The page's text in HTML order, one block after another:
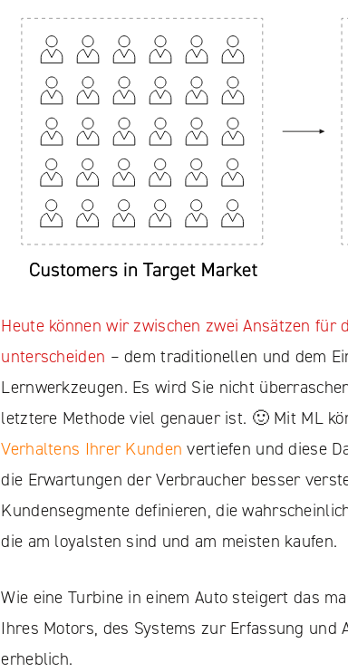
Heute können wir zwischen zwei Ansätzen für
unterscheiden – dem traditionellen und dem
Lernwerkzeugen. Es wird Sie nicht
letztere Methode viel genauer ist. 🙂 Mit ML
Verhaltens Ihrer Kunden vertiefen und diese
die Erwartungen der Verbraucher besser
Kundensegmente definieren, die
die am loyalsten sind und am meisten kaufen.
Wie eine Turbine in einem Auto steigert das
Ihres Motors, des Systems zur Erfassung und
erheblich.